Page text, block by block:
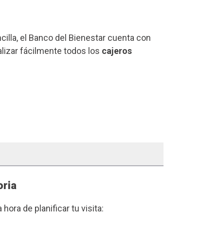
el Banco del Bienestar cuenta con
fácilmente todos los cajeros
hora de planificar tu visita: